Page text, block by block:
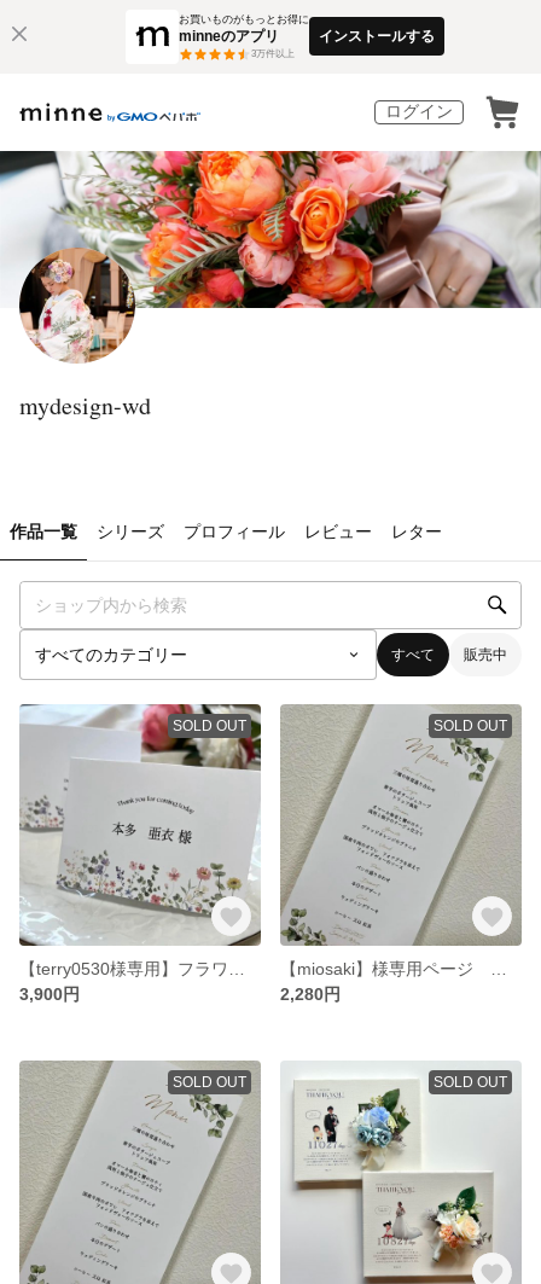
お買いものがもっとお得に
minneのアプリ
3万件以上
インストールする
ログイン
mydesign-wd
作品一覧 シリーズ プロフィール レビュー レター
すべて 販売中
SOLD OUT
3,900円
SOLD OUT
2,280円
SOLD OUT SOLD OUT